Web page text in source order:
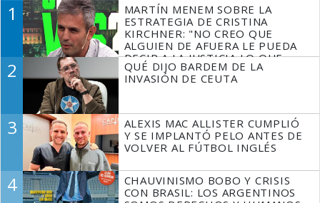
1
MARTÍN MENEM SOBRE LA
ESTRATEGIA DE CRISTINA
KIRCHNER: "NO CREO QUE
ALGUIEN DE AFUERA LE PUEDA
DECIR A LA JUSTICIA LO QUE
TIENE QUE HACER"
2
QUÉ DIJO BARDEM DE LA
INVASIÓN DE CEUTA
3
ALEXIS MAC ALLISTER CUMPLIÓ
Y SE IMPLANTÓ PELO ANTES DE
VOLVER AL FÚTBOL INGLÉS
4
CHAUVINISMO BOBO Y CRISIS
CON BRASIL: LOS ARGENTINOS